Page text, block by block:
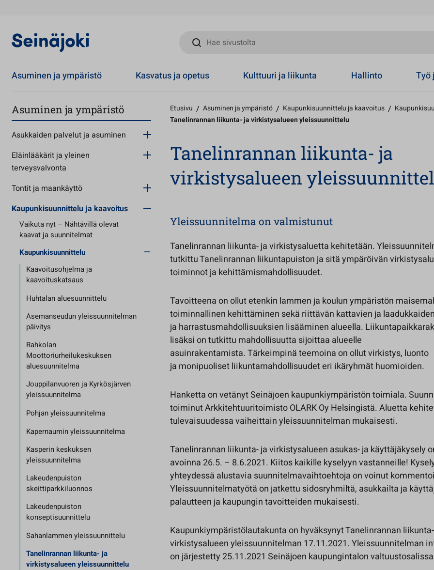
Hae sivustolta
Asuminen ja ympäristö Kasvatus ja opetus Kulttuuri ja liikunta Hallinto Työ
Asuminen ja ympäristö
Asukkaiden palvelut ja asuminen
Eläinlääkärit ja yleinen
terveysvalvonta
Tontit ja maankäyttö
Kaupunkisuunnittelu ja kaavoitus
Vaikuta nyt – Nähtävillä olevat
kaavat ja suunnitelmat
Kaupunkisuunnittelu
Kaavoitusohjelma ja
kaavoituskatsaus
Huhtalan aluesuunnittelu
Asemanseudun yleissuunnitelman
päivitys
Rahkolan
Moottoriurheilukeskuksen
aluesuunnitelma
Jouppilanvuoren ja Kyrkösjärven
yleissuunnitelma
Pohjan yleissuunnitelma
Kapernaumin yleissuunnitelma
Kasperin keskuksen
yleissuunnitelma
Lakeudenpuiston
skeittiparkkiluonnos
Lakeudenpuiston
konseptisuunnittelu
Sahanlammen yleissuunnittelu
Tanelinrannan liikunta- ja
virkistysalueen yleissuunnittelu
Etusivu / Asuminen ja ympäristö / Kaupunkisuunnittelu ja kaavoitus /
Tanelinrannan liikunta- ja virkistysalueen yleissuunnittelu
Tanelinrannan liikunta- ja
virkistysalueen
Yleissuunnitelma on valmistunut
Tanelinrannan liikunta- ja virkistysaluetta kehitetään.
tutkittu Tanelinrannan liikuntapuiston ja sitä ympäröivän
toiminnot ja kehittämismahdollisuudet.
Tavoitteena on ollut etenkin lammen ja koulun ympäristön
toiminnallinen kehittäminen sekä riittävän kattavien ja
ja harrastusmahdollisuuksien lisääminen alueella.
lisäksi on tutkittu mahdollisuutta sijoittaa alueelle
asuinrakentamista. Tärkeimpinä teemoina on ollut virkistys, luonto
ja monipuoliset liikuntamahdollisuudet eri ikäryhmät huomioiden.
Hanketta on vetänyt Seinäjoen kaupunkiympäristön toimiala.
toiminut Arkkitehtuuritoimisto OLARK Oy Helsingistä. Aluetta
tulevaisuudessa vaiheittain yleissuunnitelman mukaisesti.
Tanelinrannan liikunta- ja virkistysalueen asukas- ja käyttäjäkysely
avoinna 26.5. – 8.6.2021. Kiitos kaikille kyselyyn vastanneille!
yhteydessä alustavia suunnitelmavaihtoehtoja on voinut
Yleissuunnitelmatyötä on jatkettu sidosryhmiltä, asukkailta ja
palautteen ja kaupungin tavoitteiden mukaisesti.
Kaupunkiympäristölautakunta on hyväksynyt Tanelinrannan
virkistysalueen yleissuunnitelman 17.11.2021. Yleissuunnitelman
on järjestetty 25.11.2021 Seinäjoen kaupungintalon